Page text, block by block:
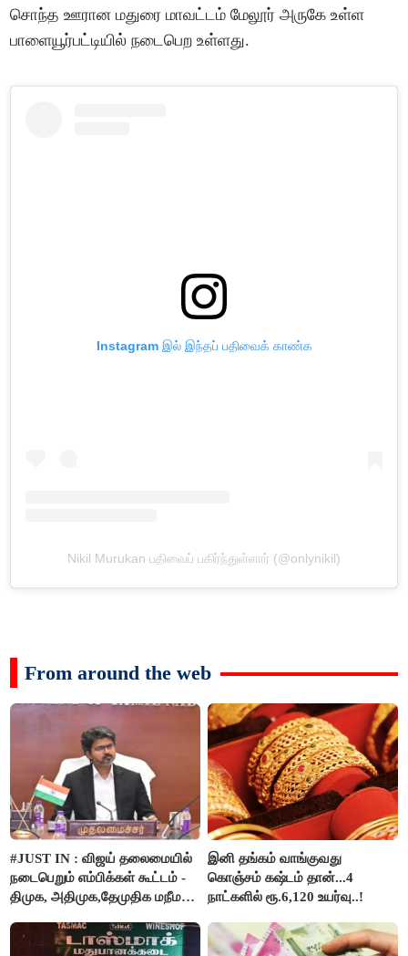
சொந்த ஊரான மதுரை மாவட்டம் மேலூர் அருகே உள்ள
பாளையூர்பட்டியில் நடைபெற உள்ளது.
Instagram இல் இந்தப் பதிவைக் காண்க
Nikil Murukan பதிவைப் பகிர்ந்துள்ளார் (@onlynikil)
From around the web
#JUST IN : விஜய் தலைமையில்
நடைபெறும் எம்பிக்கள் கூட்டம் -
திமுக, அதிமுக,தேமுதிக மநீம
இனி தங்கம் வாங்குவது
கொஞ்சம் கஷ்டம் தான்...4
நாட்களில் ரூ.6,120 உயர்வு..!